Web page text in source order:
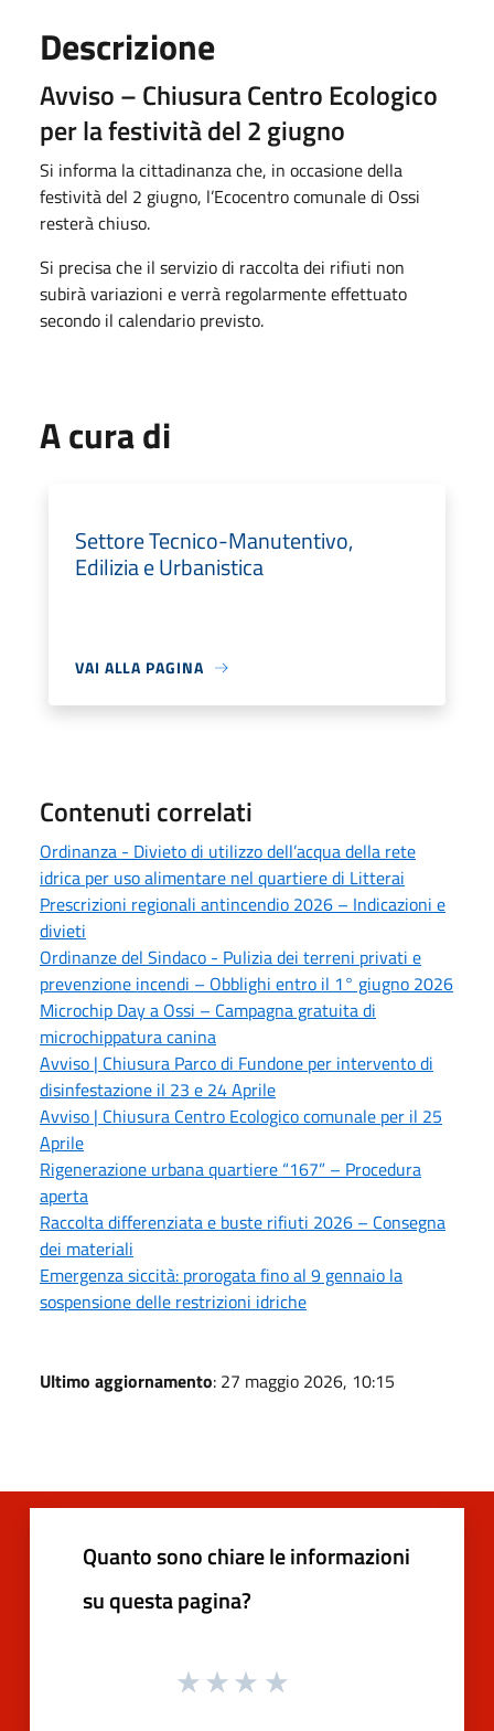
Descrizione
Avviso – Chiusura Centro Ecologico
per la festività del 2 giugno
Si informa la cittadinanza che, in occasione della
festività del 2 giugno, l’Ecocentro comunale di Ossi
resterà chiuso.
Si precisa che il servizio di raccolta dei rifiuti non
subirà variazioni e verrà regolarmente effettuato
secondo il calendario previsto.
A cura di
Settore Tecnico-Manutentivo,
Edilizia e Urbanistica
VAI ALLA PAGINA
Contenuti correlati
Ordinanza - Divieto di utilizzo dell’acqua della rete
idrica per uso alimentare nel quartiere di Litterai
Prescrizioni regionali antincendio 2026 – Indicazioni e
divieti
Ordinanze del Sindaco - Pulizia dei terreni privati e
prevenzione incendi – Obblighi entro il 1° giugno 2026
Microchip Day a Ossi – Campagna gratuita di
microchippatura canina
Avviso | Chiusura Parco di Fundone per intervento di
disinfestazione il 23 e 24 Aprile
Avviso | Chiusura Centro Ecologico comunale per il 25
Aprile
Rigenerazione urbana quartiere “167” – Procedura
aperta
Raccolta differenziata e buste rifiuti 2026 – Consegna
dei materiali
Emergenza siccità: prorogata fino al 9 gennaio la
sospensione delle restrizioni idriche
Ultimo aggiornamento: 27 maggio 2026, 10:15
Quanto sono chiare le informazioni
su questa pagina?